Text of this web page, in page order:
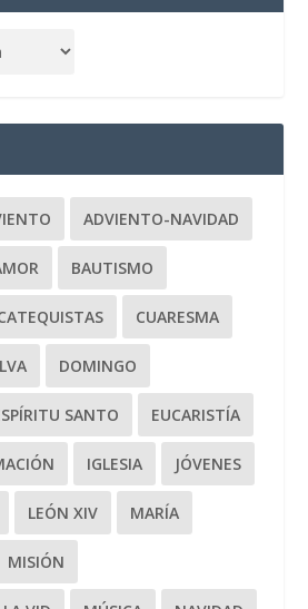
ADVIENTO-NAVIDAD
BAUTISMO
CUARESMA
DOMINGO
SANTO EUCARISTÍA
IGLESIA JÓVENES
LEÓN XIV MARÍA
MISIÓN